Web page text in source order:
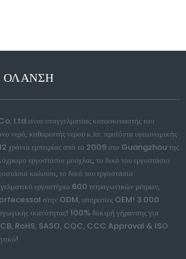
ΟΛΑΝΣΗ
είναι επαγγελματίας κατασκευαστής του
νερό, καθαριστής νερού κ.λπ. προϊόντα υγειονομικής
χρόνια εμπειρίας από το 2009 στο Guangzhou της
εργοστάσιο μούχλας, το δικό του εργοστάσιο
καλούπι, το δικό του εργοστάσιο
εργαστήριο 600 τετραγωνικών μέτρων,
στην ODM, υπηρεσίες OEM! 3.000
ικανότητας! 100% δοκιμή γήρανσης για
CB, RoHS, SASO, CQC, CCC Approval & ISO